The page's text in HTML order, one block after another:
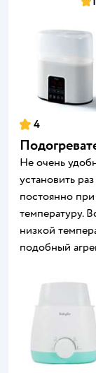
4
Не очень
установить
постоянно
температуру.
низкой
подобный